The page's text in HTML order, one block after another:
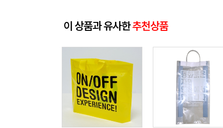
이 상품과 유사한추천상품